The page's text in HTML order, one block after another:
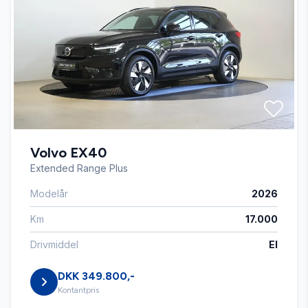
Automatisk nødbremse
Bluetooth
Dæktryksystem
El-ruder x4
Elektrisk parkeringsbremse
Fjernbetjent centrallås
Volvo EX40
Extended Range Plus
Modelår 2026
Km 17.000
Drivmiddel El
DKK 349.800,-
Kontantpris